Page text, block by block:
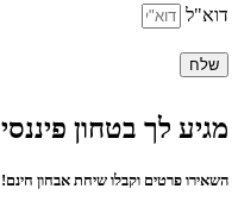
דוא"ל
שלח
מגיע לך בטחון פיננסי
השאירו פרטים וקבלו שיחת אבחון חינם!